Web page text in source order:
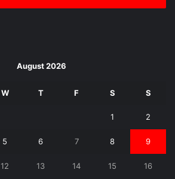
August 2026
W T F S S
1 2
5 6 7 8 9
12 13 14 15 16